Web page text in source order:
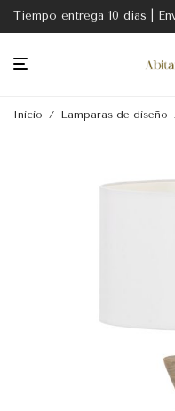
Inicio / Lamparas de diseño